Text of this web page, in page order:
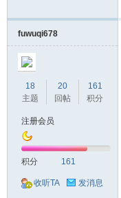
fuwuqi678
18
主题
20
回帖
161
积分
注册会员
积分 161
收听TA 发消息